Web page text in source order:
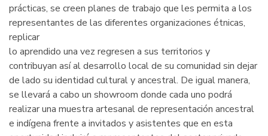
prácticas, se creen planes de trabajo que les permita a los
representantes de las diferentes organizaciones étnicas,
replicar
lo aprendido una vez regresen a sus territorios y
contribuyan así al desarrollo local de su comunidad sin dejar
de lado su identidad cultural y ancestral. De igual manera,
se llevará a cabo un showroom donde cada uno podrá
realizar una muestra artesanal de representación ancestral
e indígena frente a invitados y asistentes que en esta